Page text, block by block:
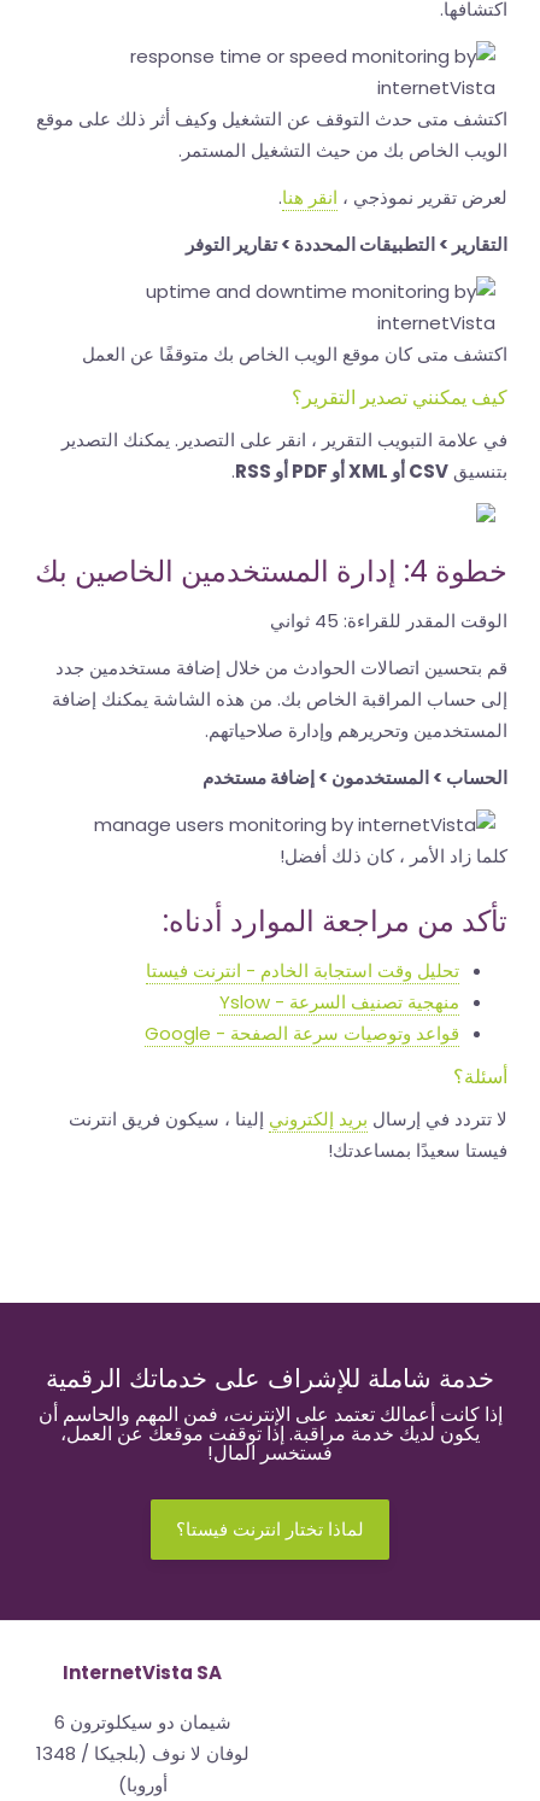
اكتشافها.
اكتشف متى حدث التوقف عن التشغيل وكيف أثر ذلك على موقع
الويب الخاص بك من حيث التشغيل المستمر.
لعرض تقرير نموذجي ، انقر هنا.
التقارير > التطبيقات المحددة > تقارير التوفر
اكتشف متى كان موقع الويب الخاص بك متوقفًا عن العمل
كيف يمكنني تصدير التقرير؟
في علامة التبويب التقرير ، انقر على التصدير. يمكنك التصدير
بتنسيق CSV أو XML أو PDF أو RSS .
خطوة 4: إدارة المستخدمين الخاصين بك
الوقت المقدر للقراءة:
قم بتحسين اتصالات الحوادث من خلال إضافة مستخدمين جدد
إلى حساب المراقبة الخاص بك. من هذه الشاشة يمكنك إضافة
المستخدمين وتحريرهم وإدارة صلاحياتهم.
الحساب > المستخدمون > إضافة مستخدم
كلما زاد الأمر ، كان ذلك أفضل!
تأكد من مراجعة الموارد أدناه:
تحليل وقت استجابة الخادم - انترنت فيستا
منهجية تصنيف السرعة - Yslow
قواعد وتوصيات سرعة الصفحة - Google
أسئلة؟
لا تتردد في إرسال بريد إلكتروني إلينا ، سيكون فريق انترنت
فيستا سعيدًا بمساعدتك!
خدمة شاملة للإشراف على خدماتك الرقمية
إذا كانت أعمالك تعتمد على الإنترنت، فمن المهم والحاسم أن
يكون لديك خدمة مراقبة. إذا توقفت موقعك عن العمل،
فستخسر المال!
لماذا تختار انترنت فيستا؟
InternetVista SA
شيمان دو سيكلوترون 6
1348 لوفان لا نوف (بلجيكا /
أوروبا)